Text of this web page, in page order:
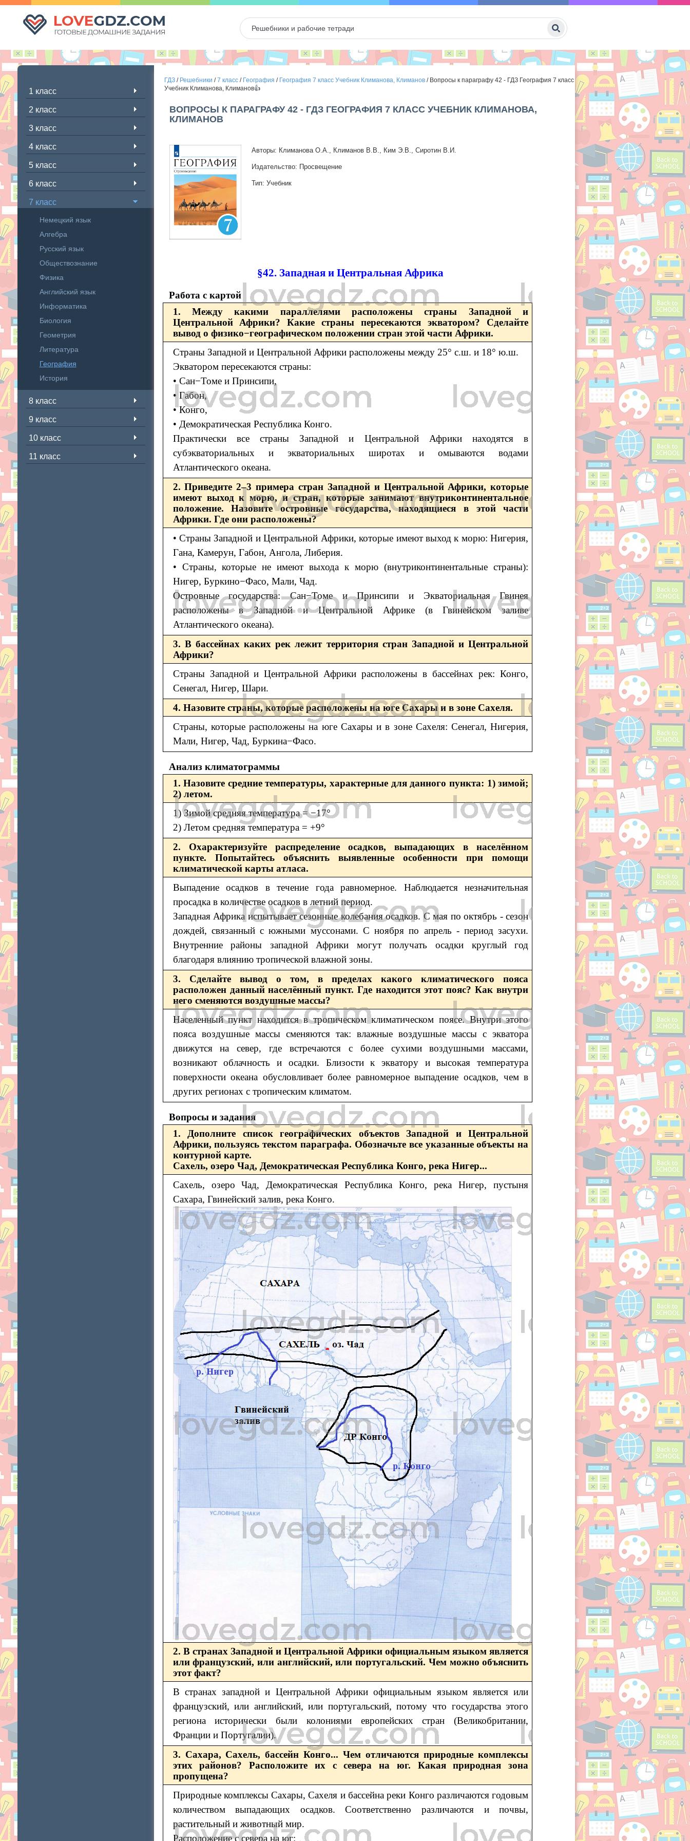
1 класс
2 класс
3 класс
4 класс
5 класс
6 класс
7 класс
Немецкий язык
Алгебра
Русский язык
Обществознание
Физика
Английский язык
Информатика
Биология
Геометрия
Литература
География
История
8 класс
9 класс
10 класс
11 класс
ГДЗ/ Решебники /7 класс/ География / География 7 класс Учебник Климанова, Климанов/ Вопросы к параграфу 42 - ГДЗ География 7 класс
Учебник Климанова, Климанов👍
ВОПРОСЫ К ПАРАГРАФУ 42 - ГДЗ ГЕОГРАФИЯ 7 КЛАСС УЧЕБНИК КЛИМАНОВА,
КЛИМАНОВ
Авторы: Климанова О.А., Климанов В.В., Ким Э.В., Сиротин В.И.
Издательство: Просвещение
Тип: Учебник
§42. Западная и Центральная Африка
Работа с картой
1. Между какими параллелями расположены страны Западной и
Центральной Африки? Какие страны пересекаются экватором? Сделайте
вывод о физико−географическом положении стран этой части Африки.
Страны Западной и Центральной Африки расположены между 25° с.ш. и 18° ю.ш.
Экватором пересекаются страны:
• Сан−Томе и Принсипи,
• Габон,
• Конго,
• Демократическая Республика Конго.
Практически все страны Западной и Центральной Африки находятся в
субэкваториальных и экваториальных широтах и омываются водами
Атлантического океана.
2. Приведите 2–3 примера стран Западной и Центральной Африки, которые
имеют выход к морю, и стран, которые занимают внутриконтинентальное
положение. Назовите островные государства, находящиеся в этой части
Африки. Где они расположены?
• Страны Западной и Центральной Африки, которые имеют выход к морю: Нигерия,
Гана, Камерун, Габон, Ангола, Либерия.
• Страны, которые не имеют выхода к морю (внутриконтинентальные страны):
Нигер, Буркино−Фасо, Мали, Чад.
Островные государства: Сан−Томе и Принсипи и Экваториальная Гвинея
расположены в Западной и Центральной Африке (в Гвинейском заливе
Атлантического океана).
3. В бассейнах каких рек лежит территория стран Западной и Центральной
Африки?
Страны Западной и Центральной Африки расположены в бассейнах рек: Конго,
Сенегал, Нигер, Шари.
4. Назовите страны, которые расположены на юге Сахары и в зоне Сахеля.
Страны, которые расположены на юге Сахары и в зоне Сахеля: Сенегал, Нигерия,
Мали, Нигер, Чад, Буркина−Фасо.
Анализ климатограммы
1. Назовите средние температуры, характерные для данного пункта: 1) зимой;
2) летом.
1) Зимой средняя температура = −17°
2) Летом средняя температура = +9°
2. Охарактеризуйте распределение осадков, выпадающих в населённом
пункте. Попытайтесь объяснить выявленные особенности при помощи
климатической карты атласа.
Выпадение осадков в течение года равномерное. Наблюдается незначительная
просадка в количестве осадков в летний период.
Западная Африка испытывает сезонные колебания осадков. С мая по октябрь - сезон
дождей, связанный с южными муссонами. С ноября по апрель - период засухи.
Внутренние районы западной Африки могут получать осадки круглый год
благодаря влиянию тропической влажной зоны.
3. Сделайте вывод о том, в пределах какого климатического пояса
расположен данный населённый пункт. Где находится этот пояс? Как внутри
него сменяются воздушные массы?
Населенный пункт находится в тропическом климатическом поясе. Внутри этого
пояса воздушные массы сменяются так: влажные воздушные массы с экватора
движутся на север, где встречаются с более сухими воздушными массами,
возникают облачность и осадки. Близости к экватору и высокая температура
поверхности океана обусловливает более равномерное выпадение осадков, чем в
других регионах с тропическим климатом.
Вопросы и задания
1. Дополните список географических объектов Западной и Центральной
Африки, пользуясь текстом параграфа. Обозначьте все указанные объекты на
контурной карте.
Сахель, озеро Чад, Демократическая Республика Конго, река Нигер...
Сахель, озеро Чад, Демократическая Республика Конго, река Нигер, пустыня
Сахара, Гвинейский залив, река Конго.
2. В странах Западной и Центральной Африки официальным языком является
или французский, или английский, или португальский. Чем можно объяснить
этот факт?
В странах западной и Центральной Африки официальным языком является или
французский, или английский, или португальский, потому что государства этого
региона исторически были колониями европейских стран (Великобритании,
Франции и Португалии).
3. Сахара, Сахель, бассейн Конго... Чем отличаются природные комплексы
этих районов? Расположите их с севера на юг. Какая природная зона
пропущена?
Природные комплексы Сахары, Сахеля и бассейна реки Конго различаются годовым
количеством выпадающих осадков. Соответственно различаются и почвы,
растительный и животный мир.
Расположение с севера на юг: